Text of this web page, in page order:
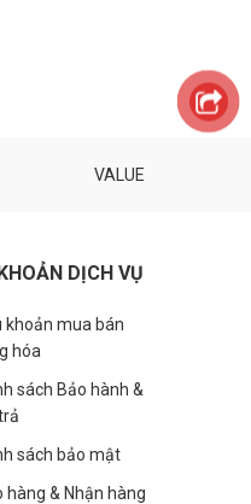
VALUE
DỊCH VỤ
khoản mua bán
hóa
sách Bảo hành &
sách bảo mật
hàng & Nhận hàng